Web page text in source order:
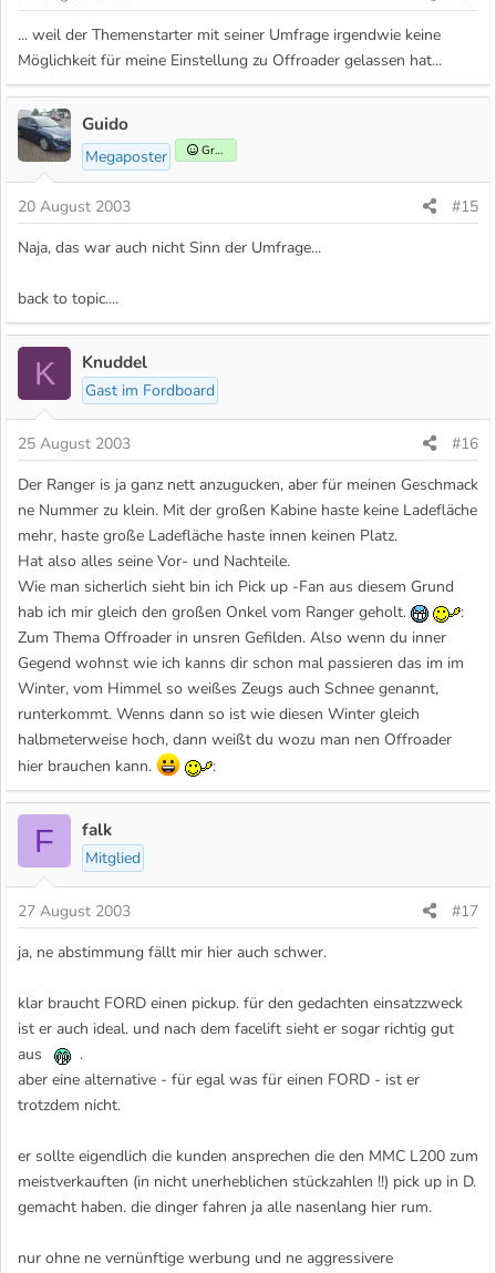
... weil der Themenstarter mit seiner Umfrage irgendwie keine
Möglichkeit für meine Einstellung zu Offroader gelassen hat...
Guido
Megaposter Gründer
20 August 2003
#15
Naja, das war auch nicht Sinn der Umfrage...
back to topic....
K Knuddel
Gast im Fordboard
25 August 2003
#16
Der Ranger is ja ganz nett anzugucken, aber für meinen Geschmack
ne Nummer zu klein. Mit der großen Kabine haste keine Ladefläche
mehr, haste große Ladefläche haste innen keinen Platz.
Hat also alles seine Vor- und Nachteile.
Wie man sicherlich sieht bin ich Pick up -Fan aus diesem Grund
hab ich mir gleich den großen Onkel vom Ranger geholt.
:
Zum Thema Offroader in unsren Gefilden. Also wenn du inner
Gegend wohnst wie ich kanns dir schon mal passieren das im im
Winter, vom Himmel so weißes Zeugs auch Schnee genannt,
runterkommt. Wenns dann so ist wie diesen Winter gleich
halbmeterweise hoch, dann weißt du wozu man nen Offroader
hier brauchen kann.
:
F falk
Mitglied
27 August 2003
#17
ja, ne abstimmung fällt mir hier auch schwer.
klar braucht FORD einen pickup. für den gedachten einsatzzweck
ist er auch ideal. und nach dem facelift sieht er sogar richtig gut
aus
.
aber eine alternative - für egal was für einen FORD - ist er
trotzdem nicht.
er sollte eigendlich die kunden ansprechen die den MMC L200 zum
meistverkauften (in nicht unerheblichen stückzahlen !!) pick up in D.
gemacht haben. die dinger fahren ja alle nasenlang hier rum.
nur ohne ne vernünftige werbung und ne aggressivere